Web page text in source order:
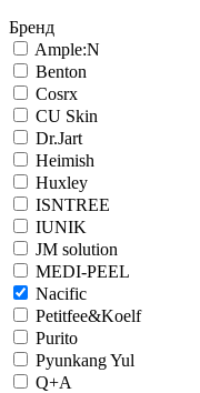
Бренд
Ample:N
Benton
Cosrx
CU Skin
Dr.Jart
Heimish
Huxley
ISNTREE
IUNIK
JM solution
MEDI-PEEL
Nacific
Petitfee&Koelf
Purito
Pyunkang Yul
Q+A